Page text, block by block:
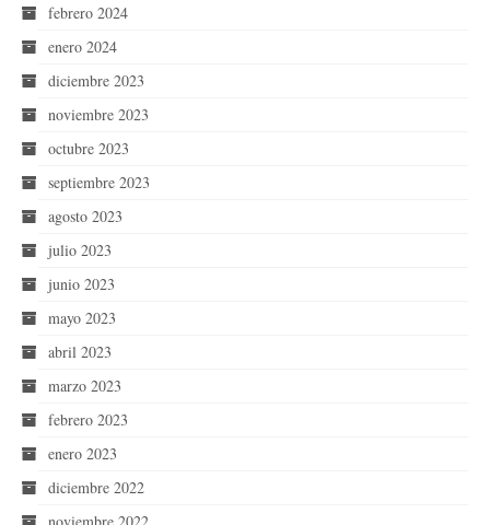
febrero 2024
enero 2024
diciembre 2023
noviembre 2023
octubre 2023
septiembre 2023
agosto 2023
julio 2023
junio 2023
mayo 2023
abril 2023
marzo 2023
febrero 2023
enero 2023
diciembre 2022